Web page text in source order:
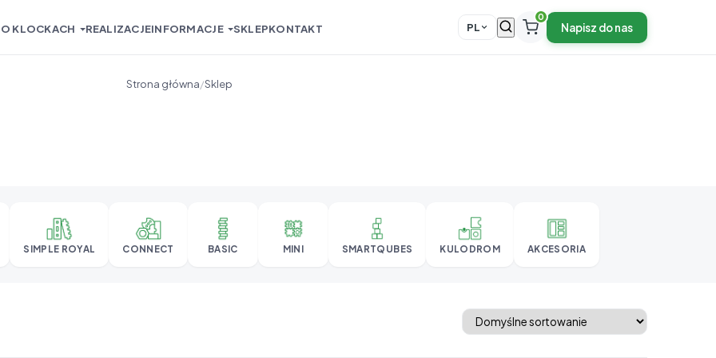
O KLOCKACH REALIZACJEINFORMACJE SKLEPKONTAKT PL
0
Napisz do nas
Strona główna/Sklep
SIMPLE ROYAL CONNECT BASIC MINI SMARTQUBES KULODROM AKCESORIA